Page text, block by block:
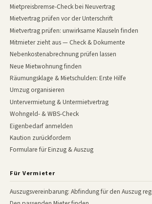
Mietpreisbremse-Check bei Neuvertrag
Mietvertrag prüfen vor der Unterschrift
Mietvertrag prüfen: unwirksame Klauseln finden
Mitmieter zieht aus — Check & Dokumente
Nebenkostenabrechnung prüfen lassen
Neue Mietwohnung finden
Räumungsklage & Mietschulden: Erste Hilfe
Umzug organisieren
Untervermietung & Untermietvertrag
Wohngeld- & WBS-Check
Eigenbedarf anmelden
Kaution zurückfordern
Formulare für Einzug & Auszug
Für Vermieter
Auszugsvereinbarung: Abfindung für den Auszug